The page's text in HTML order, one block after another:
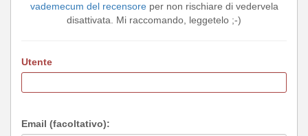
vademecum del recensoreper non rischiare di vedervela
disattivata. Mi raccomando, leggetelo ;-)
Utente
Email (facoltativo):